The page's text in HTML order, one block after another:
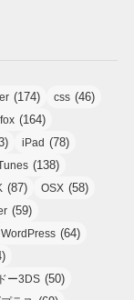
(174) css (46)
(164)
iPad (78)
(138)
(87) OSX (58)
(59)
WordPress (64)
ー3DS (50)